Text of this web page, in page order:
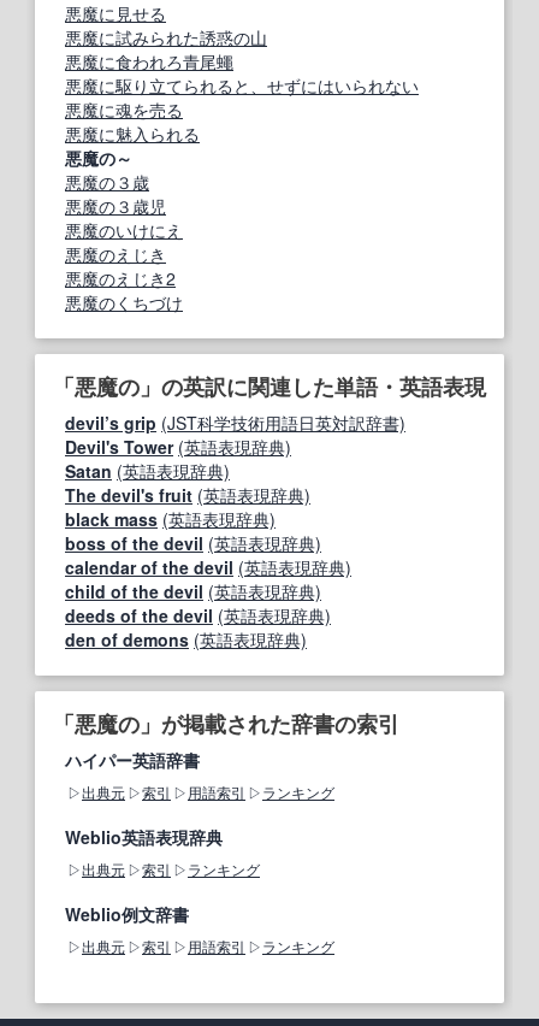
悪魔に見せる
悪魔に試みられた誘惑の山
悪魔に食われろ青尾蠅
悪魔に駆り立てられると、せずにはいられない
悪魔に魂を売る
悪魔に魅入られる
悪魔の～
悪魔の３歳
悪魔の３歳児
悪魔のいけにえ
悪魔のえじき
悪魔のえじき2
悪魔のくちづけ
「悪魔の」の英訳に関連した単語・英語表現
devil’s grip (JST科学技術用語日英対訳辞書)
Devil's Tower (英語表現辞典)
Satan (英語表現辞典)
The devil's fruit (英語表現辞典)
black mass (英語表現辞典)
boss of the devil (英語表現辞典)
calendar of the devil (英語表現辞典)
child of the devil (英語表現辞典)
deeds of the devil (英語表現辞典)
den of demons (英語表現辞典)
「悪魔の」が掲載された辞書の索引
ハイパー英語辞書
出典元 索引 用語索引 ランキング
Weblio英語表現辞典
出典元 索引 ランキング
Weblio例文辞書
出典元 索引 用語索引 ランキング